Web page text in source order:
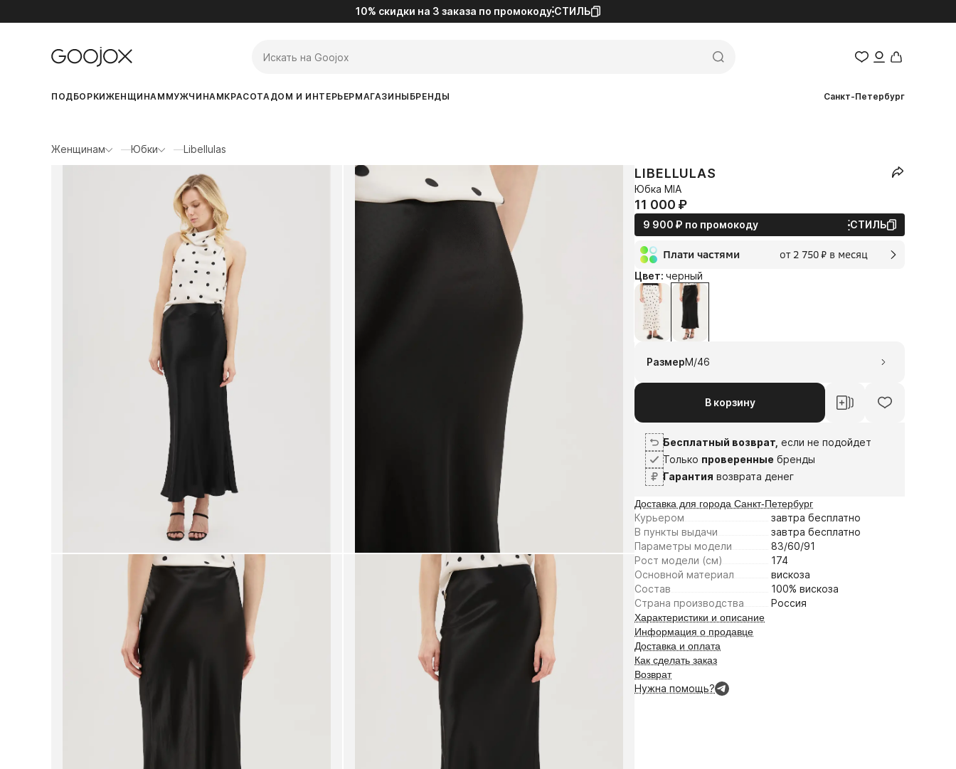
10% скидки на 3 заказа по промокоду СТИЛЬ
ПОДБОРКИЖЕНЩИНАМ МУЖЧИНАМКРАСОТАДОМ И ИНТЕРЬЕРМАГАЗИНЫ БРЕНДЫ Санкт-Петербург
Женщинам Юбки Libellulas
LIBELLULAS
Юбка MIA
11 000⁠ ⁠₽
9 900⁠ ⁠₽ по промокоду СТИЛЬ
Плати частями от 2 750⁠ ⁠₽ в месяц
2 мес.
2 750⁠ ⁠₽
без переплат и комиссии
1
авг
сен
Цвет: черный
РазмерM/46
В корзину
Бесплатный возврат, если не подойдет
Только проверенные бренды
Гарантия возврата денег
Доставка для города Санкт-Петербург
Курьером завтра бесплатно
В пункты выдачи
завтра бесплатно
Параметры модели
83/60/91
Рост модели (см)
174
Основной материал
вискоза
Состав
100% вискоза
Страна производства
Россия
Характеристики и описание
Информация о продавце
Доставка и оплата
Как сделать заказ
Возврат
Нужна помощь?